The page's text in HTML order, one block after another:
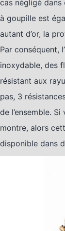
cas négligé
à goupille est
autant d’or, la
Par conséquent,
inoxydable, des
résistant aux
pas, 3
de l’ensemble.
montre, alors
disponible dans